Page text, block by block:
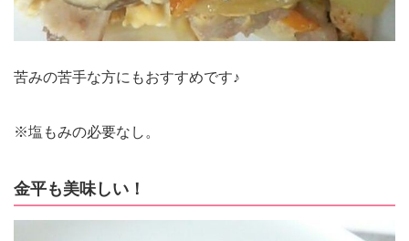
苦みの苦手な方にもおすすめです♪
※塩もみの必要なし。
金平も美味しい！